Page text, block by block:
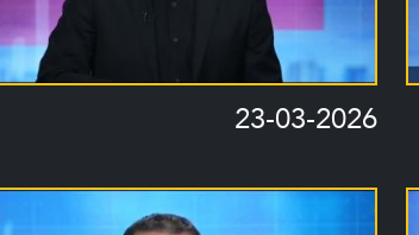
23-03-2026